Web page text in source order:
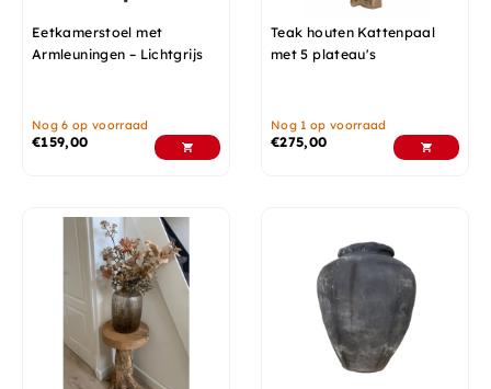
Eetkamerstoel met
Armleuningen – Lichtgrijs
Nog 6 op voorraad
€159,00
Teak houten Kattenpaal
met 5 plateau's
Nog 1 op voorraad
€275,00